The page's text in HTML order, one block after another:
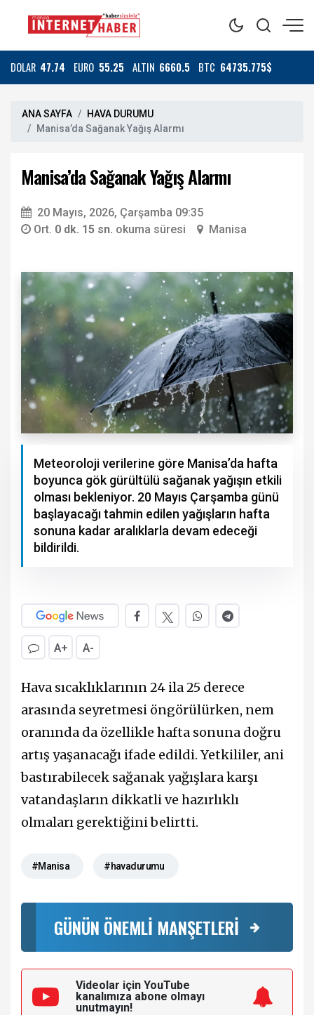
DOLAR 47.74 EURO 55.25 ALTIN 6660.5 BTC 64735.775$
ANA SAYFA
HAVA DURUMU
Manisa’da Sağanak Yağış Alarmı
Manisa’da Sağanak Yağış Alarmı
20 Mayıs, 2026, Çarşamba 09:35
Ort. 0 dk. 15 sn. okuma süresi Manisa
Meteoroloji verilerine göre Manisa’da hafta
boyunca gök gürültülü sağanak yağışın etkili
olması bekleniyor. 20 Mayıs Çarşamba günü
başlayacağı tahmin edilen yağışların hafta
sonuna kadar aralıklarla devam edeceği
bildirildi.
A+ A-
Hava sıcaklıklarının 24 ila 25 derece
arasında seyretmesi öngörülürken, nem
oranında da özellikle hafta sonuna doğru
artış yaşanacağı ifade edildi. Yetkililer, ani
bastırabilecek sağanak yağışlara karşı
vatandaşların dikkatli ve hazırlıklı
olmaları gerektiğini belirtti.
#Manisa #havadurumu
GÜNÜN ÖNEMLİ MANŞETLERİ
Videolar için YouTube
kanalımıza abone olmayı
unutmayın!